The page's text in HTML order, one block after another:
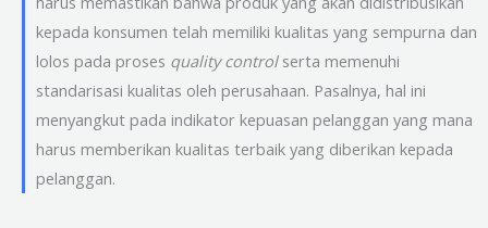
kepada konsumen telah memiliki kualitas yang sempurna dan
lolos pada proses quality controlserta memenuhi
standarisasi kualitas oleh perusahaan. Pasalnya, hal ini
menyangkut pada indikator kepuasan pelanggan yang mana
harus memberikan kualitas terbaik yang diberikan kepada
pelanggan.